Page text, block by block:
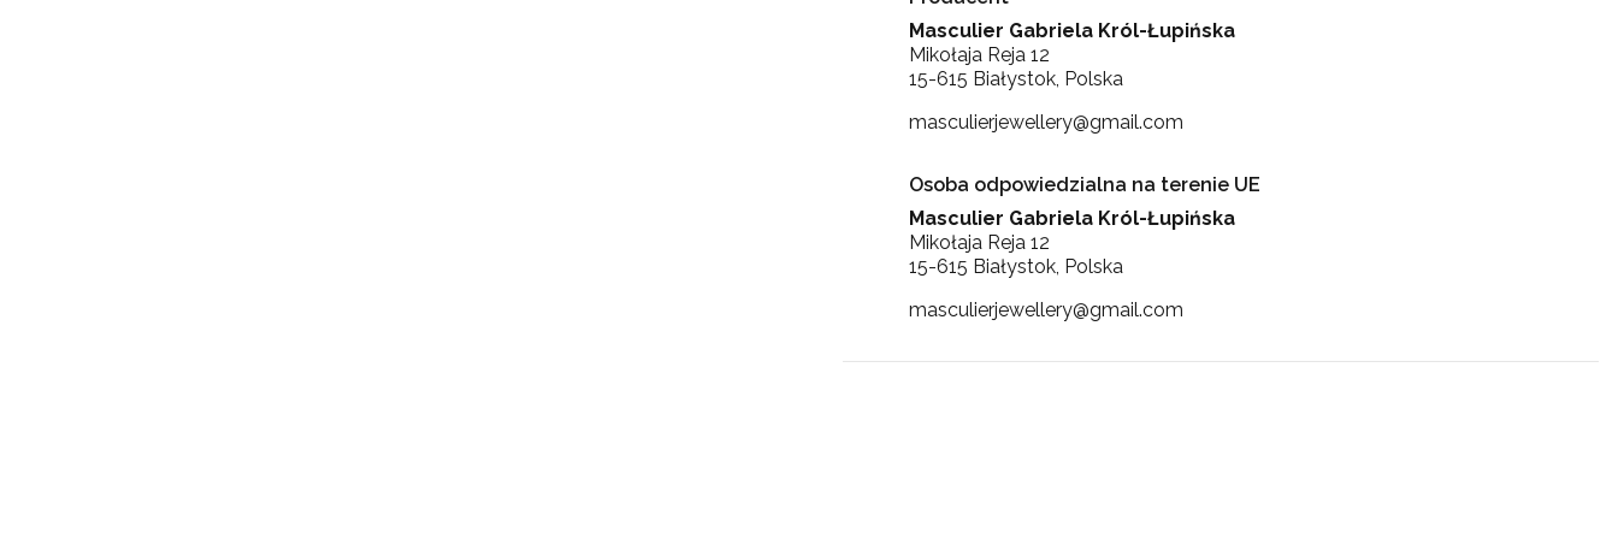
Masculier Gabriela Król-Łupińska
Mikołaja Reja 12
15-615 Białystok, Polska
masculierjewellery@gmail.com
Osoba odpowiedzialna na terenie UE
Masculier Gabriela Król-Łupińska
Mikołaja Reja 12
15-615 Białystok, Polska
masculierjewellery@gmail.com